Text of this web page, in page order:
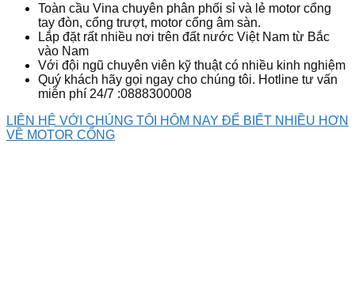
Toàn cầu Vina chuyên phân phối sỉ và lẻ motor cổng
tay đòn, cổng trượt, motor cổng âm sàn.
Lắp đặt rất nhiều nơi trên đất nước Việt Nam từ Bắc
vào Nam
Với đội ngũ chuyên viên kỹ thuật có nhiều kinh nghiệm
Quý khách hãy gọi ngay cho chúng tôi. Hotline tư vấn
miễn phí 24/7 :0888300008
LIÊN HỆ VỚI CHÚNG TÔI HÔM NAY ĐỂ BIẾT NHIỀU HƠN
VỀ MOTOR CỔNG